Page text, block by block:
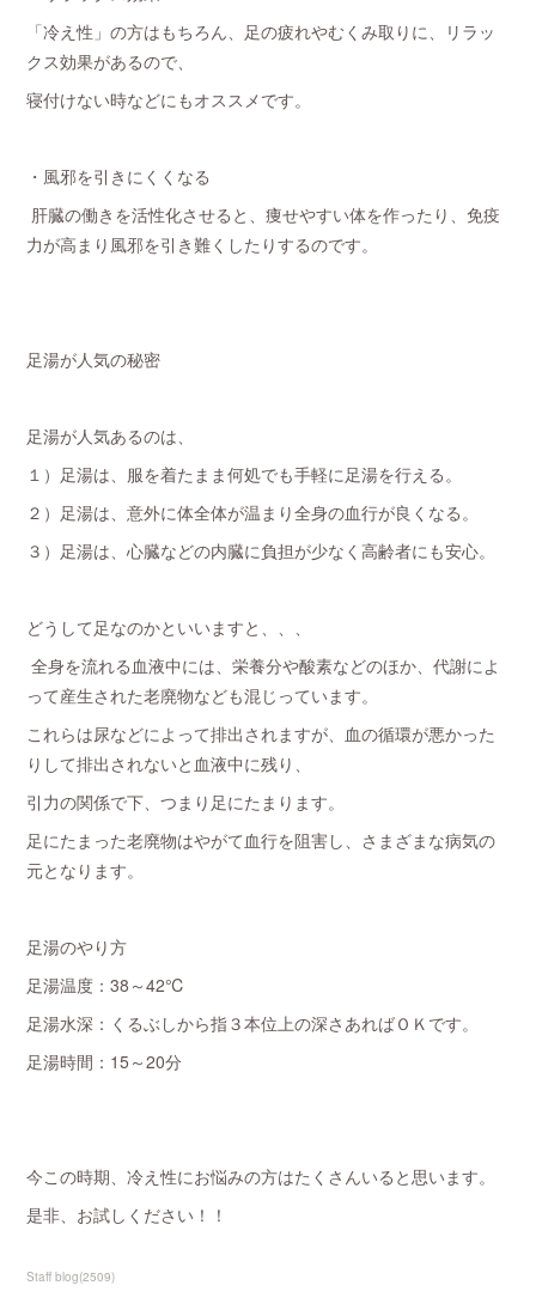
「冷え性」の方はもちろん、足の疲れやむくみ取りに、リラッ
クス効果があるので、
寝付けない時などにもオススメです。
・風邪を引きにくくなる
肝臓の働きを活性化させると、痩せやすい体を作ったり、免疫
力が高まり風邪を引き難くしたりするのです。
足湯が人気の秘密
足湯が人気あるのは、
１）足湯は、服を着たまま何処でも手軽に足湯を行える。
２）足湯は、意外に体全体が温まり全身の血行が良くなる。
３）足湯は、心臓などの内臓に負担が少なく高齢者にも安心。
どうして足なのかといいますと、、、
全身を流れる血液中には、栄養分や酸素などのほか、代謝によ
って産生された老廃物なども混じっています。
これらは尿などによって排出されますが、血の循環が悪かった
りして排出されないと血液中に残り、
引力の関係で下、つまり足にたまります。
足にたまった老廃物はやがて血行を阻害し、さまざまな病気の
元となります。
足湯のやり方
足湯温度：38～42℃
足湯水深：くるぶしから指３本位上の深さあればＯＫです。
足湯時間：15～20分
今この時期、冷え性にお悩みの方はたくさんいると思います。
是非、お試しください！！
Staff blog(2509)